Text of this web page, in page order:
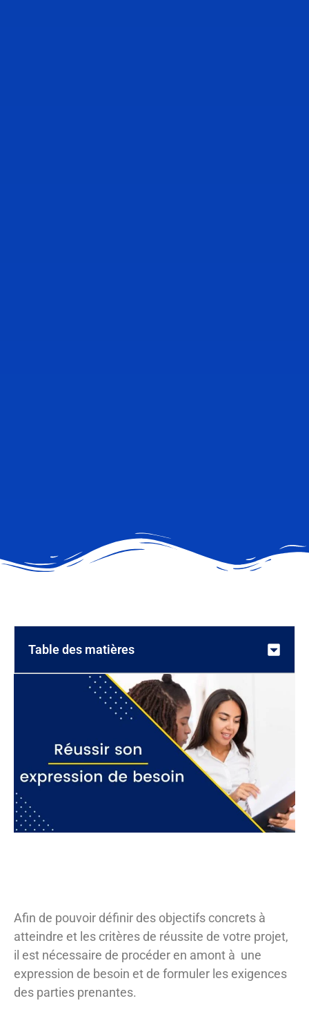
Table des matières
Afin de pouvoir définir des objectifs concrets à
atteindre et les critères de réussite de votre projet,
il est nécessaire de procéder en amont à une
expression de besoin et de formuler les exigences
des parties prenantes.